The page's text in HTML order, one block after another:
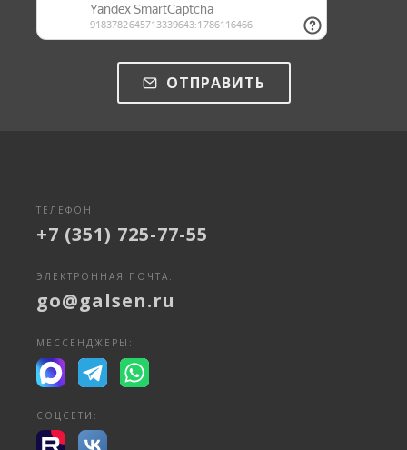
ОТПРАВИТЬ
ТЕЛЕФОН:
+7 (351) 725-77-55
ЭЛЕКТРОННАЯ ПОЧТА:
go@galsen.ru
МЕССЕНДЖЕРЫ:
СОЦСЕТИ: